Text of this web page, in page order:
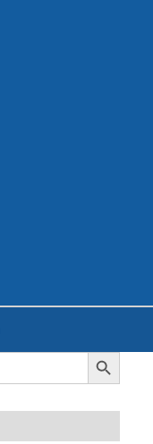
Botón de búsqueda